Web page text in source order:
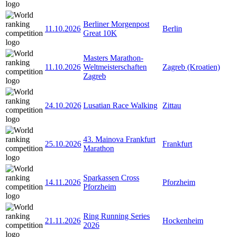
11.10.2026
Berliner Morgenpost
Great 10K
Berlin
11.10.2026
Masters Marathon-
Weltmeisterschaften
Zagreb
Zagreb (Kroatien)
24.10.2026 Lusatian Race Walking Zittau
25.10.2026
43. Mainova Frankfurt
Marathon
Frankfurt
14.11.2026
Sparkassen Cross
Pforzheim
Pforzheim
21.11.2026
Ring Running Series
2026
Hockenheim